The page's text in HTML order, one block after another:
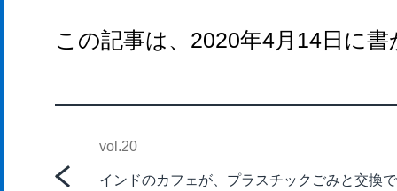
この記事は、2020年4月14日に
vol.20
インドのカフェが、プラスチックごみと交換で